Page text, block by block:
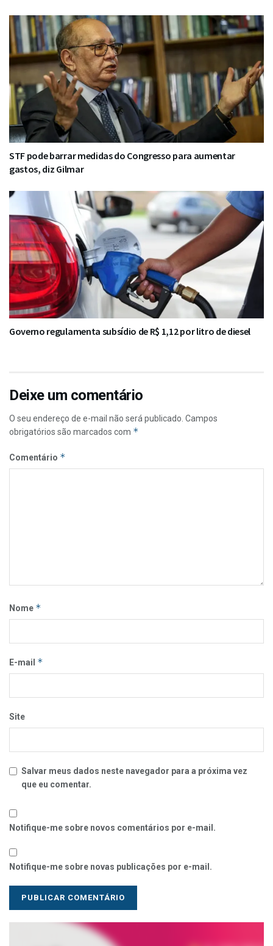
STF pode barrar medidas do Congresso para aumentar
gastos, diz Gilmar
Governo regulamenta subsídio de R$ 1,12 por litro de diesel
Deixe um comentário
O seu endereço de e-mail não será publicado. Campos
obrigatórios são marcados com *
Comentário *
Nome *
E-mail *
Site
Salvar meus dados neste navegador para a próxima vez
que eu comentar.
Notifique-me sobre novos comentários por e-mail.
Notifique-me sobre novas publicações por e-mail.